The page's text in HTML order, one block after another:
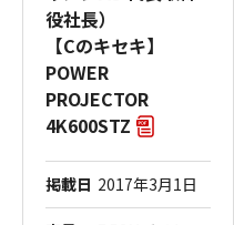
役社長）
【Cのキセキ】
POWER
PROJECTOR
4K600STZ
掲載日 2017年3月1日